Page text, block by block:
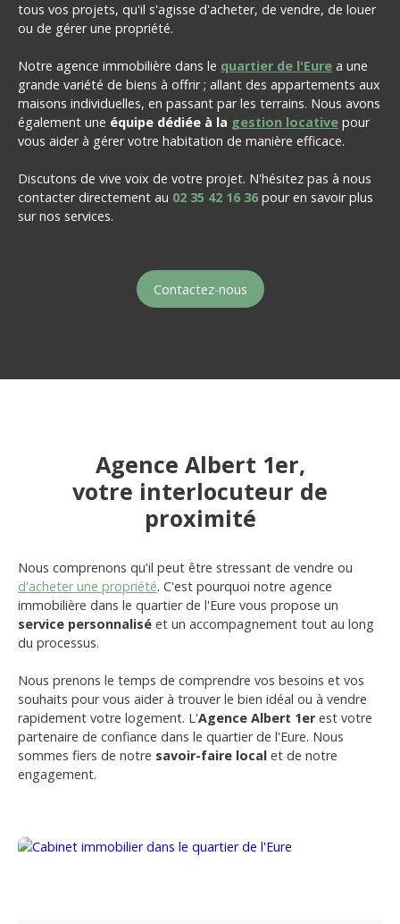
tous vos projets, qu'il s'agisse d'acheter, de vendre, de louer
ou de gérer une propriété.
Notre agence immobilière dans le quartier de l'Eure a une
grande variété de biens à offrir ; allant des appartements aux
maisons individuelles, en passant par les terrains. Nous avons
également une équipe dédiée à la gestion locative pour
vous aider à gérer votre habitation de manière efficace.
Discutons de vive voix de votre projet. N'hésitez pas à nous
contacter directement au 02 35 42 16 36 pour en savoir plus
sur nos services.
Contactez-nous
Agence Albert 1er,
votre interlocuteur de
proximité
Nous comprenons qu'il peut être stressant de vendre ou
d'acheter une propriété. C'est pourquoi notre agence
immobilière dans le quartier de l'Eure vous propose un
service personnalisé et un accompagnement tout au long
du processus.
Nous prenons le temps de comprendre vos besoins et vos
souhaits pour vous aider à trouver le bien idéal ou à vendre
rapidement votre logement. L'Agence Albert 1er est votre
partenaire de confiance dans le quartier de l'Eure. Nous
sommes fiers de notre savoir-faire local et de notre
engagement.